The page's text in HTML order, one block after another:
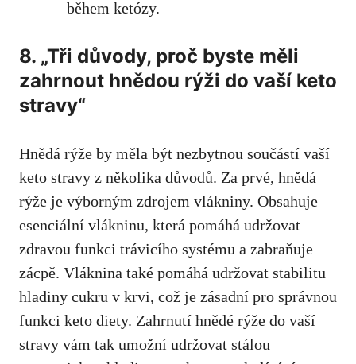
během⁣ ketózy.
8. „Tři důvody, proč byste měli
⁣zahrnout hnědou rýži ⁤do vaší keto
stravy“
Hnědá rýže by ⁣měla být nezbytnou součástí vaší
‌keto stravy z několika důvodů. Za prvé, hnědá‍
rýže je výborným zdrojem⁣ vlákniny. Obsahuje​
esenciální vlákninu, která‍ pomáhá​ udržovat
zdravou funkci trávicího systému a zabraňuje
zácpě. Vláknina také pomáhá udržovat stabilitu
hladiny ​cukru⁣ v krvi, což‍ je⁢ zásadní pro ‌správnou
funkci keto diety. Zahrnutí⁤ hnědé rýže ​do vaší
stravy vám tak⁤ umožní udržovat ​stálou